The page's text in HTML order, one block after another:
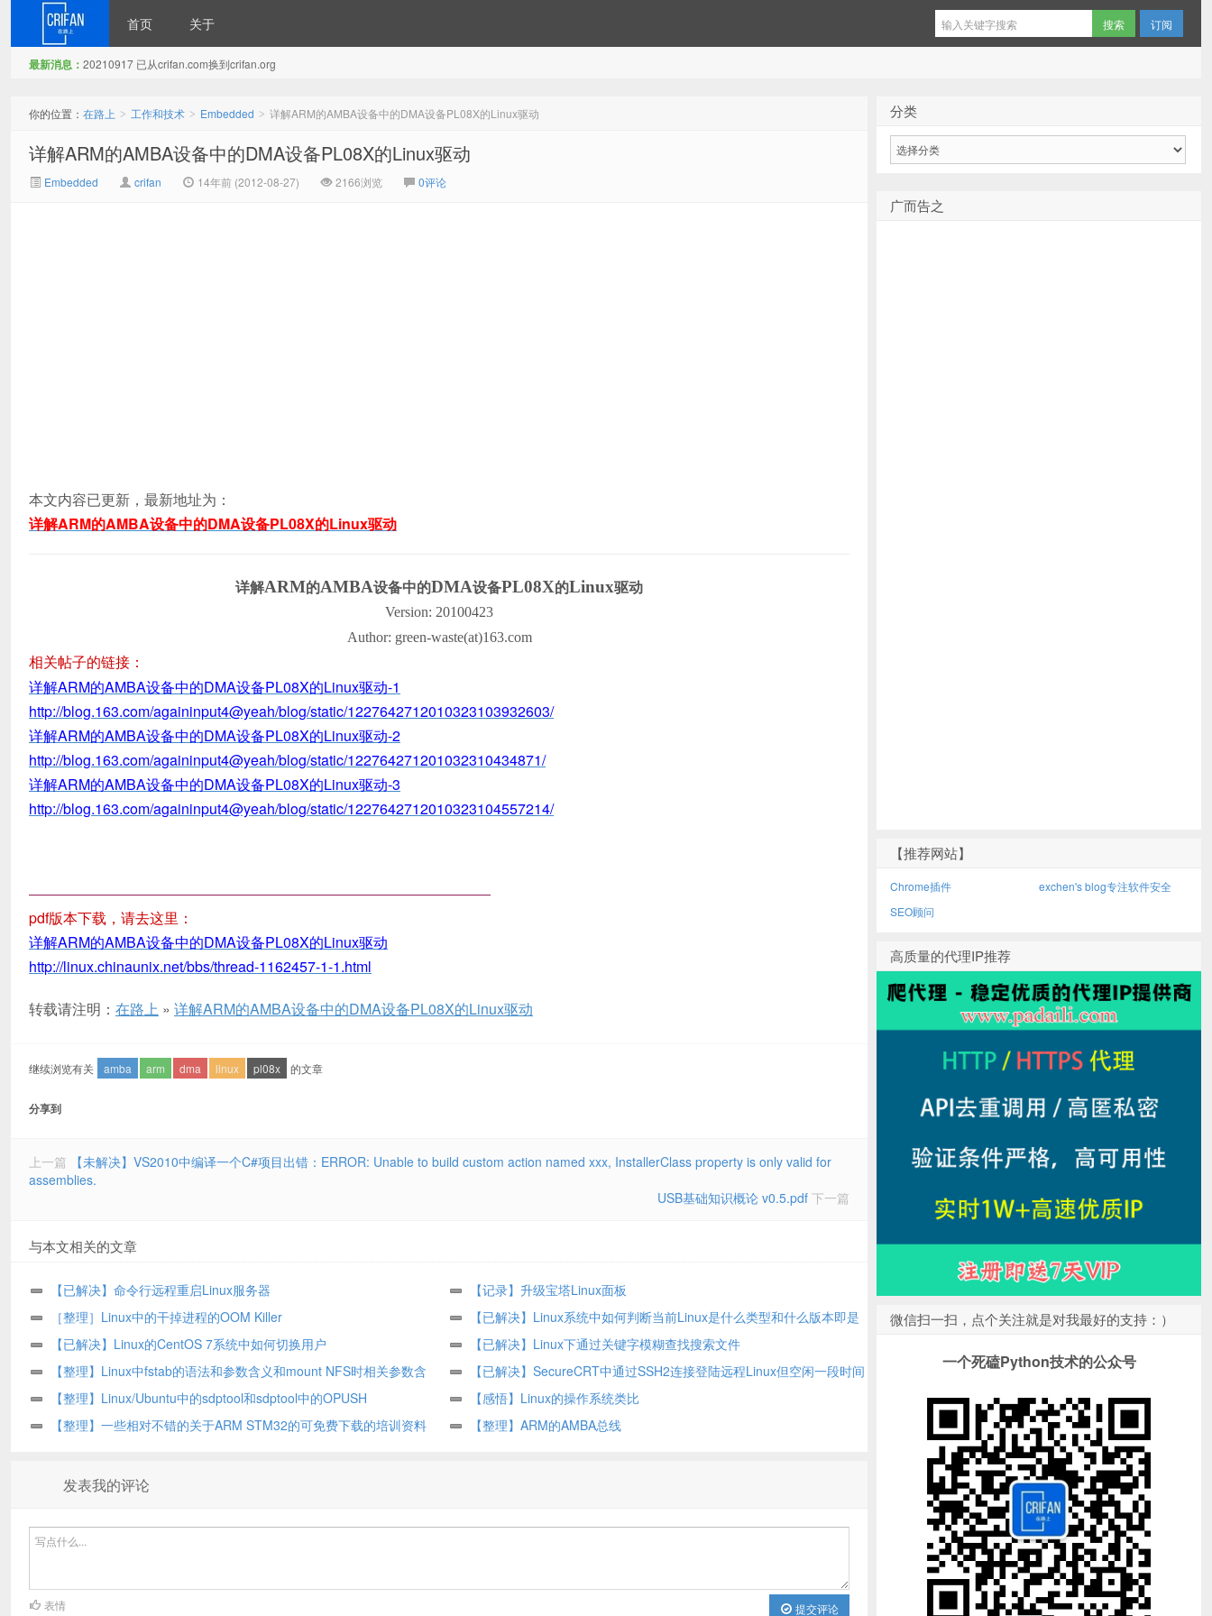
首页 关于 订阅
最新消息： 20210917 已从crifan.com换到crifan.org
你的位置： 在路上 > 工作和技术 > Embedded > 详解ARM的AMBA设备中的DMA设备PL08X的Linux驱动
详解ARM的AMBA设备中的DMA设备PL08X的Linux驱动
Embedded crifan 14年前 (2012-08-27) 2166浏览 0评论
本文内容已更新，最新地址为：
详解ARM的AMBA设备中的DMA设备PL08X的Linux驱动
详解ARM的AMBA设备中的DMA设备PL08X的Linux驱动
Version: 20100423
Author: green-waste(at)163.com
相关帖子的链接：
详解ARM的AMBA设备中的DMA设备PL08X的Linux驱动-1
http://blog.163.com/againinput4@yeah/blog/static/1227642712010323103932603/
详解ARM的AMBA设备中的DMA设备PL08X的Linux驱动-2
http://blog.163.com/againinput4@yeah/blog/static/122764271201032310434871/
详解ARM的AMBA设备中的DMA设备PL08X的Linux驱动-3
http://blog.163.com/againinput4@yeah/blog/static/1227642712010323104557214/
————————————————————————————————
pdf版本下载，请去这里：
详解ARM的AMBA设备中的DMA设备PL08X的Linux驱动
http://linux.chinaunix.net/bbs/thread-1162457-1-1.html
转载请注明： 在路上 » 详解ARM的AMBA设备中的DMA设备PL08X的Linux驱动
继续浏览有关 amba arm dma linux pl08x 的文章
分享到
上一篇
【未解决】VS2010中编译一个C#项目出错：ERROR: Unable to build custom action named xxx, InstallerClass property is only valid for
assemblies.
USB基础知识概论 v0.5.pdf 下一篇
与本文相关的文章
【已解决】命令行远程重启Linux服务器
【记录】升级宝塔Linux面板
［整理］Linux中的干掉进程的OOM Killer
【已解决】Linux系统中如何判断当前Linux是什么类型和什么版本即是
哪个发行版
【已解决】Linux的CentOS 7系统中如何切换用户
【已解决】Linux下通过关键字模糊查找搜索文件
【整理】Linux中fstab的语法和参数含义和mount NFS时相关参数含
义
【已解决】SecureCRT中通过SSH2连接登陆远程Linux但空闲一段时间
后就断掉了
【整理】Linux/Ubuntu中的sdptool和sdptool中的OPUSH
【感悟】Linux的操作系统类比
【整理】一些相对不错的关于ARM STM32的可免费下载的培训资料
【整理】ARM的AMBA总线
发表我的评论
提交评论
表情
分类
广而告之
【推荐网站】
Chrome插件
exchen's blog专注软件安全
SEO顾问
高质量的代理IP推荐
微信扫一扫，点个关注就是对我最好的支持：）
一个死磕Python技术的公众号